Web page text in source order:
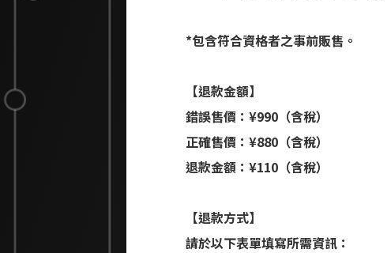
*包含符合資格者之事前販售。
【退款金額】
錯誤售價：¥990（含稅）
正確售價：¥880（含稅）
退款金額：¥110（含稅）
【退款方式】
請於以下表單填寫所需資訊：